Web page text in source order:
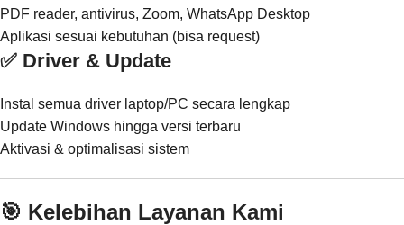
PDF reader, antivirus, Zoom, WhatsApp Desktop
Aplikasi sesuai kebutuhan (bisa request)
✅ Driver & Update
Instal semua driver laptop/PC secara lengkap
Update Windows hingga versi terbaru
Aktivasi & optimalisasi sistem
🎯 Kelebihan Layanan Kami